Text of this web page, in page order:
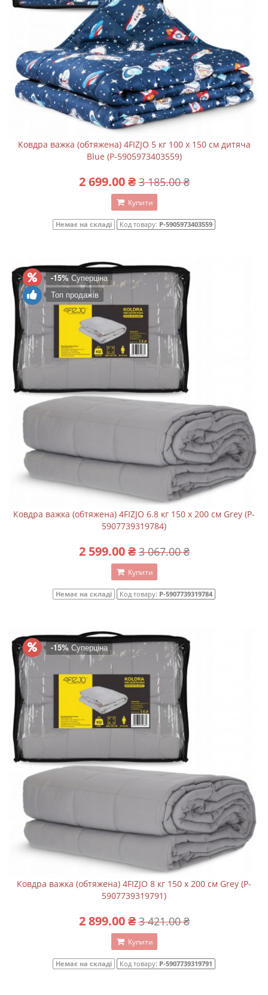
Ковдра важка (обтяжена) 4FIZJO 5 кг 100 x 150 см дитяча
Blue (P-5905973403559)
2 699.00 ₴ 3 185.00 ₴
Купити
Немає на складі Код товару: P-5905973403559
-15%Суперціна
Топ продажів
Ковдра важка (обтяжена) 4FIZJO 6.8 кг 150 x 200 см Grey (P-
5907739319784)
2 599.00 ₴ 3 067.00 ₴
Купити
Немає на складі Код товару: P-5907739319784
-15%Суперціна
Ковдра важка (обтяжена) 4FIZJO 8 кг 150 x 200 см Grey (P-
5907739319791)
2 899.00 ₴ 3 421.00 ₴
Купити
Немає на складі Код товару: P-5907739319791